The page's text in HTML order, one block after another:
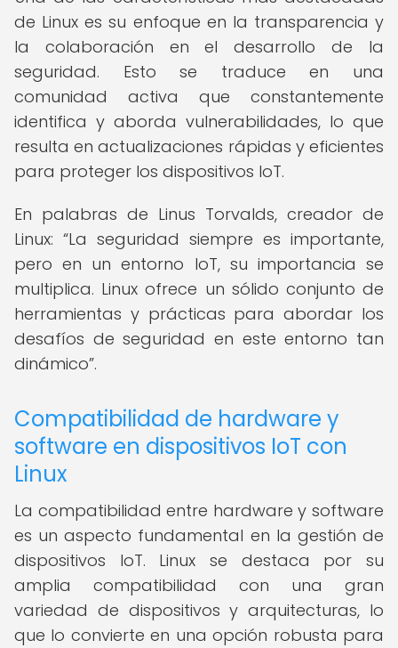
de Linux es su enfoque en la transparencia y
la colaboración en el desarrollo de la
seguridad. Esto se traduce en una
comunidad activa que constantemente
identifica y aborda vulnerabilidades, lo que
resulta en actualizaciones rápidas y eficientes
para proteger los dispositivos IoT.
En palabras de Linus Torvalds, creador de
Linux:
La seguridad siempre es importante,
pero en un entorno IoT, su importancia se
multiplica. Linux ofrece un sólido conjunto de
herramientas y prácticas para abordar los
desafíos de seguridad en este entorno tan
dinámico .
Compatibilidad de hardware y
software en dispositivos IoT con
Linux
La compatibilidad entre hardware y software
es un aspecto fundamental en la gestión de
dispositivos IoT. Linux se destaca por su
amplia compatibilidad con una gran
variedad de dispositivos y arquitecturas, lo
que lo convierte en una opción robusta para